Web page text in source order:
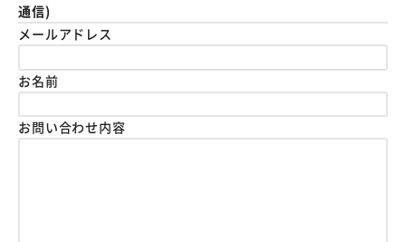
通信)
メールアドレス
お名前
お問い合わせ内容